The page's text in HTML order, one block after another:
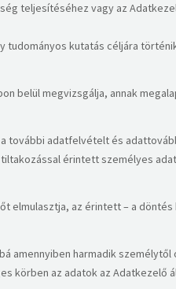
teljesítéséhez vagy az
tudományos kutatás céljára
belül megvizsgálja, annak
adatfelvételt és
érintett személyes
elmulasztja, az érintett – a
amennyiben harmadik
körben az adatok az